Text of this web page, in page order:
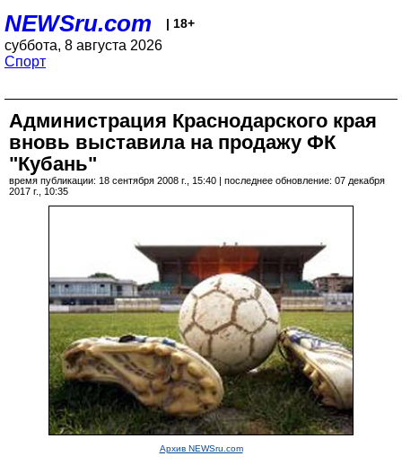
NEWSru.com | 18+
суббота, 8 августа 2026
Спорт
Администрация Краснодарского края
вновь выставила на продажу ФК
"Кубань"
время публикации: 18 сентября 2008 г., 15:40 | последнее обновление: 07 декабря
2017 г., 10:35
Архив NEWSru.com